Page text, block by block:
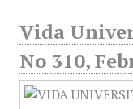
Vida
No 310,